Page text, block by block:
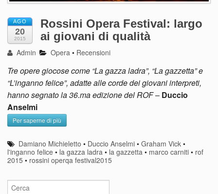
AGO
20
2015
Rossini Opera Festival: largo
ai giovani di qualità
Admin Opera • Recensioni
Tre opere giocose come “La gazza ladra”, “La gazzetta” e
“L’inganno felice”, adatte alle corde dei giovani interpreti,
hanno segnato la 36.ma edizione del ROF– Duccio
Anselmi
Per saperne di più
Damiano Michieletto • Duccio Anselmi •Graham Vick •
l'inganno felice • la gazza ladra • la gazzetta • marco carniti • rof
2015 • rossini operqa festival2015